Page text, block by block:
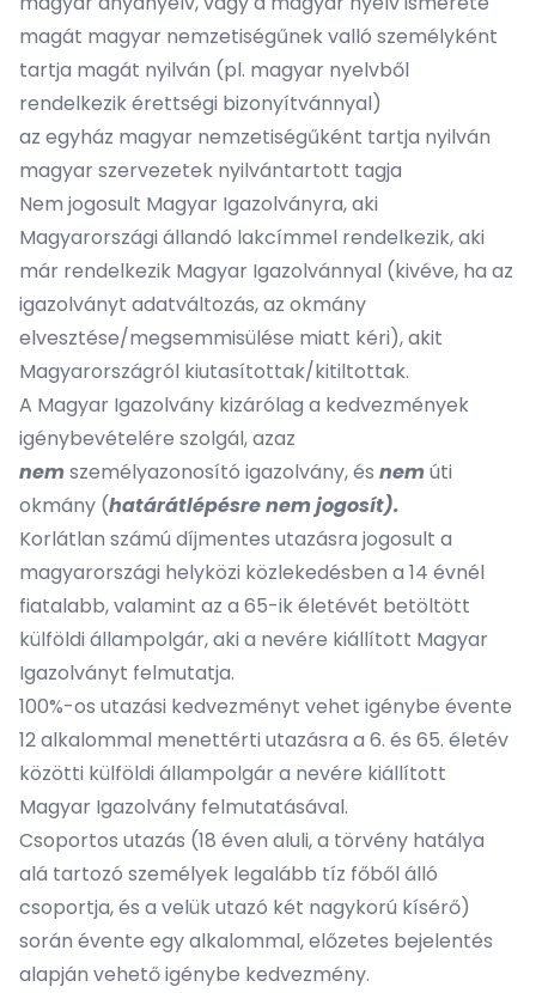
magát magyar nemzetiségűnek valló személyként
tartja magát nyilván (pl. magyar nyelvből
rendelkezik érettségi bizonyítvánnyal)
az egyház magyar nemzetiségűként tartja nyilván
magyar szervezetek nyilvántartott tagja
Nem jogosult Magyar Igazolványra, aki
Magyarországi állandó lakcímmel rendelkezik, aki
már rendelkezik Magyar Igazolvánnyal (kivéve, ha az
igazolványt adatváltozás, az okmány
elvesztése/megsemmisülése miatt kéri), akit
Magyarországról kiutasítottak/kitiltottak.
A Magyar Igazolvány kizárólag a kedvezmények
igénybevételére szolgál, azaz
nem személyazonosító igazolvány, és nem úti
okmány (határátlépésre nem jogosít).
Korlátlan számú díjmentes utazásra jogosult a
magyarországi helyközi közlekedésben a 14 évnél
fiatalabb, valamint az a 65-ik életévét betöltött
külföldi állampolgár, aki a nevére kiállított Magyar
Igazolványt felmutatja.
100%-os utazási kedvezményt vehet igénybe évente
12 alkalommal menettérti utazásra a 6. és 65. életév
közötti külföldi állampolgár a nevére kiállított
Magyar Igazolvány felmutatásával.
Csoportos utazás (18 éven aluli, a törvény hatálya
alá tartozó személyek legalább tíz főből álló
csoportja, és a velük utazó két nagykorú kísérő)
során évente egy alkalommal, előzetes bejelentés
alapján vehető igénybe kedvezmény.